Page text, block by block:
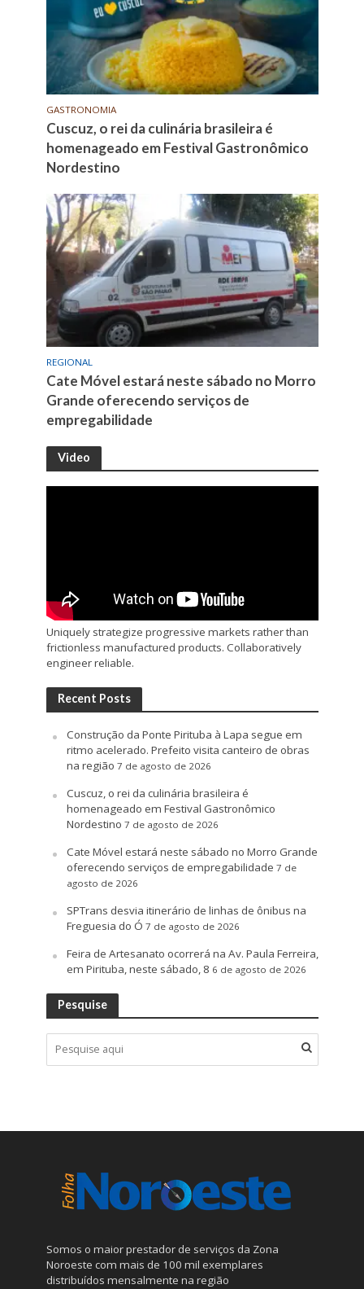
GASTRONOMIA
Cuscuz, o rei da culinária brasileira é
homenageado em Festival Gastronômico
Nordestino
REGIONAL
Cate Móvel estará neste sábado no Morro
Grande oferecendo serviços de
empregabilidade
Video
Uniquely strategize progressive markets rather than
frictionless manufactured products. Collaboratively
engineer reliable.
Recent Posts
Construção da Ponte Pirituba à Lapa segue em
ritmo acelerado. Prefeito visita canteiro de obras
na região 7 de agosto de 2026
Cuscuz, o rei da culinária brasileira é
homenageado em Festival Gastronômico
Nordestino 7 de agosto de 2026
Cate Móvel estará neste sábado no Morro Grande
oferecendo serviços de empregabilidade 7 de
agosto de 2026
SPTrans desvia itinerário de linhas de ônibus na
Freguesia do Ó 7 de agosto de 2026
Feira de Artesanato ocorrerá na Av. Paula Ferreira,
em Pirituba, neste sábado, 8 6 de agosto de 2026
Pesquise
Somos o maior prestador de serviços da Zona
Noroeste com mais de 100 mil exemplares
distribuídos mensalmente na região